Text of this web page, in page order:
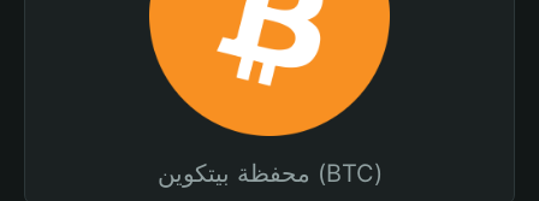
محفظة بيتكوين (BTC)